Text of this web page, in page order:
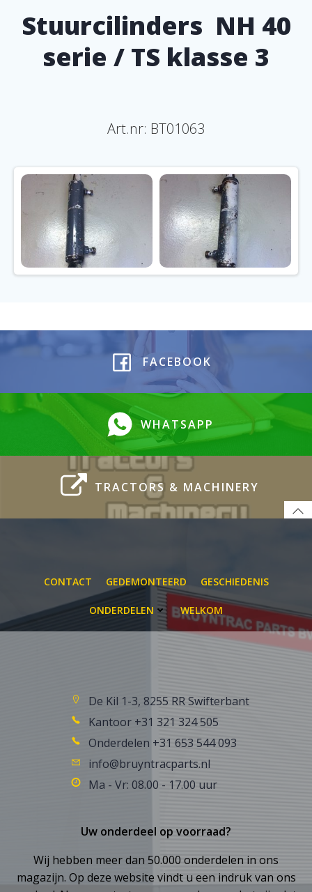
Stuurcilinders NH 40
serie / TS klasse 3
Art.nr: BT01063
FACEBOOK
WHATSAPP
TRACTORS & MACHINERY
CONTACT GEDEMONTEERD GESCHIEDENIS
ONDERDELEN WELKOM
De Kil 1-3, 8255 RR Swifterbant
Kantoor +31 321 324 505
Onderdelen +31 653 544 093
info@bruyntracparts.nl
Ma - Vr: 08.00 - 17.00 uur
Uw onderdeel op voorraad?
Wij hebben meer dan 50.000 onderdelen in ons
magazijn. Op deze website vindt u een indruk van ons